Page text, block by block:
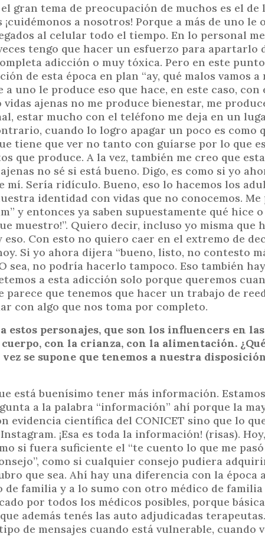
gran tema de preocupación de muchos es el
¡cuidémonos a nosotros! Porque a más de uno
al celular todo el tiempo. En lo personal
tengo que hacer un esfuerzo para apartarlo
adicción o muy tóxica. Pero en este
de esta época en plan “ay, qué malos vamos
uno le produce eso que hace, en este caso,
ajenas no me produce bienestar, me
estar mucho con el teléfono me deja en un
cuando lo logro apagar un poco es como
tiene que ver no tanto con guíarse por lo que
que produce. A la vez, también me creo que
no sé si está bueno. Digo, es como si yo
mí. Sería ridículo. Bueno, eso lo hacemos los
identidad con vidas que no conocemos. Me
y entonces ya saben supuestamente qué hice
muestro!”. Quiero decir, incluso yo misma que
Con esto no quiero caer en el extremo de
Si yo ahora dijera “bueno, listo, no contesto
sea, no podría hacerlo tampoco. Eso también
a esta adicción solo porque queremos
parece que tenemos que hacer un trabajo de
con algo que nos toma por completo.
estos personajes, que son los influencers en
con la crianza, con la alimentación.
se supone que tenemos a nuestra
está buenísimo tener más información.
a la palabra “información” ahí porque la
evidencia científica del CONICET sino que lo
¡Esa es toda la información! (risas).
si fuera suficiente el “te cuento lo que me
como si cualquier consejo pudiera
que sea. Ahí hay una diferencia con la
de familia y a lo sumo con otro médico de
por todos los médicos posibles, porque
además tenés las auto adjudicadas
de mensajes cuando está vulnerable, cuando